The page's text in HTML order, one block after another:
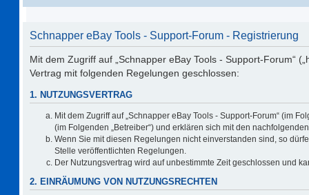
Schnapper eBay Tools - Support-Forum - Registrierung
Mit dem Zugriff auf „Schnapper eBay Tools - Support-Forum“
Vertrag mit folgenden Regelungen geschlossen:
1. NUTZUNGSVERTRAG
Mit dem Zugriff auf „Schnapper eBay Tools - Support-Forum“ (im
(im Folgenden „Betreiber“) und erklären sich mit den
Wenn Sie mit diesen Regelungen nicht einverstanden sind, so
Stelle veröffentlichten Regelungen.
Der Nutzungsvertrag wird auf unbestimmte Zeit geschlossen und
2. EINRÄUMUNG VON NUTZUNGSRECHTEN